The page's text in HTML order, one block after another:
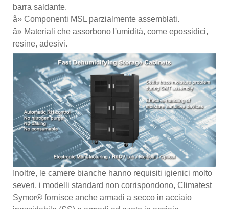
barra saldante.
â» Componenti MSL parzialmente assemblati.
â» Materiali che assorbono l'umidità, come epossidici,
resine, adesivi.
Inoltre, le camere bianche hanno requisiti igienici molto
severi, i modelli standard non corrispondono, Climatest
Symor® fornisce anche armadi a secco in acciaio